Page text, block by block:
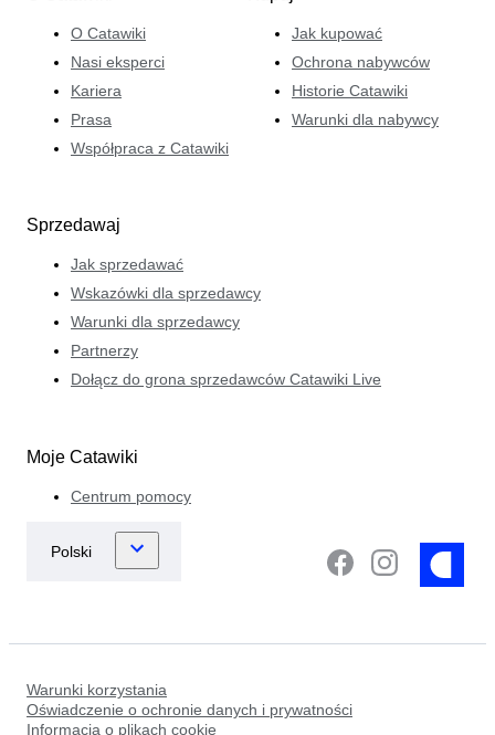
O Catawiki
Nasi eksperci
Kariera
Prasa
Współpraca z Catawiki
Jak kupować
Ochrona nabywców
Historie Catawiki
Warunki dla nabywcy
Sprzedawaj
Jak sprzedawać
Wskazówki dla sprzedawcy
Warunki dla sprzedawcy
Partnerzy
Dołącz do grona sprzedawców Catawiki Live
Moje Catawiki
Centrum pomocy
Warunki korzystania
Oświadczenie o ochronie danych i prywatności
Informacja o plikach cookie